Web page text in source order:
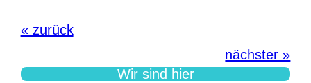
« zurück
nächster »
Wir sind hier